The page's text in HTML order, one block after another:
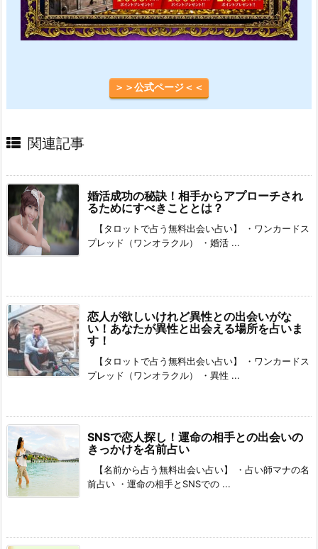
＞＞公式ページ＜＜
関連記事
婚活成功の秘訣！相手からアプローチされ
るためにすべきこととは？
【タロットで占う無料出会い占い】 ・ワンカードス
プレッド（ワンオラクル） ・婚活 ...
恋人が欲しいけれど異性との出会いがな
い！あなたが異性と出会える場所を占いま
す！
【タロットで占う無料出会い占い】 ・ワンカードス
プレッド（ワンオラクル） ・異性 ...
SNSで恋人探し！運命の相手との出会いの
きっかけを名前占い
【名前から占う無料出会い占い】 ・占い師マナの名
前占い ・運命の相手とSNSでの ...